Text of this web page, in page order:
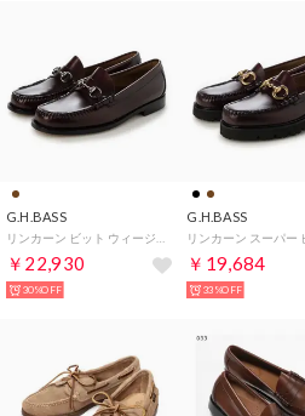
G.H.BASS
￥22,930
30%OFF
G.H.BASS
￥19,684
33%OFF